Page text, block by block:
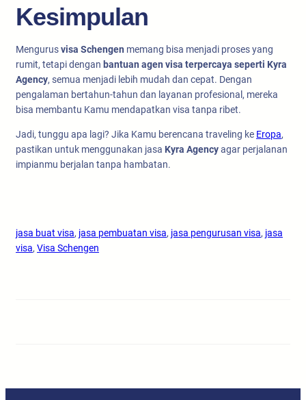
Kesimpulan
Mengurusvisa Schengen memang bisa menjadi proses yang
rumit, tetapi dengan bantuan agen visa terpercaya seperti Kyra
Agency, semua menjadi lebih mudah dan cepat. Dengan
pengalaman bertahun-tahun dan layanan profesional, mereka
bisa membantu Kamu mendapatkan visa tanpa ribet.
Jadi, tunggu apa lagi? Jika Kamu berencana traveling ke Eropa,
pastikan untuk menggunakan jasa Kyra Agencyagar perjalanan
impianmu berjalan tanpa hambatan.
jasa buat visa, jasa pembuatan visa, jasa pengurusan visa, jasa
visa, Visa Schengen